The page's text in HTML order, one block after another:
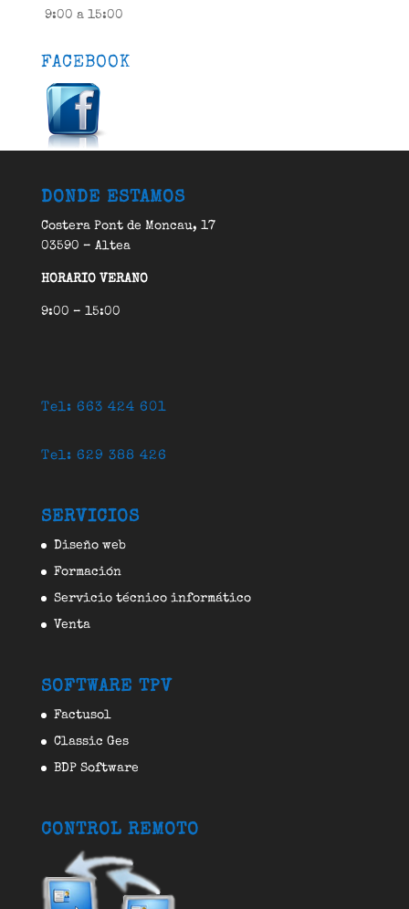
9:00 a 15:00
FACEBOOK
DONDE ESTAMOS
Costera Pont de Moncau, 17
03590 – Altea
HORARIO VERANO
9:00 – 15:00
Tel: 663 424 601
Tel: 629 388 426
SERVICIOS
Diseño web
Formación
Servicio técnico informático
Venta
SOFTWARE TPV
Factusol
Classic Ges
BDP Software
CONTROL REMOTO